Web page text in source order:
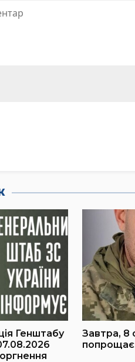
Генштабу
Завтра, 8